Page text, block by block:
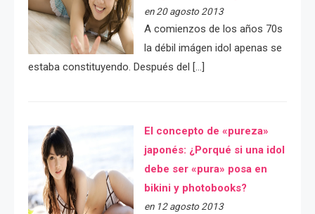
en 20 agosto 2013
A comienzos de los años 70s
la débil imágen idol apenas se
estaba constituyendo. Después del […]
El concepto de «pureza»
japonés: ¿Porqué si una idol
debe ser «pura» posa en
bikini y photobooks?
en 12 agosto 2013